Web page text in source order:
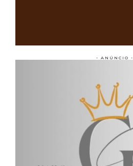
- ANÚNCIO -